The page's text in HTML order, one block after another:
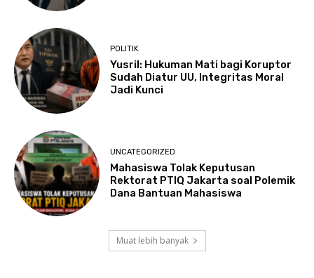
POLITIK
Yusril: Hukuman Mati bagi Koruptor
Sudah Diatur UU, Integritas Moral
Jadi Kunci
UNCATEGORIZED
Mahasiswa Tolak Keputusan
Rektorat PTIQ Jakarta soal Polemik
Dana Bantuan Mahasiswa
Muat lebih banyak